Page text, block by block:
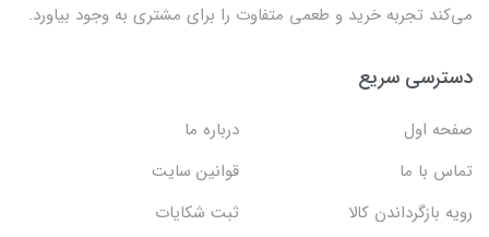
می‌کند تجربه خرید و طعمی متفاوت را برای مشتری به وجود بیاورد.
دسترسی سریع
صفحه اول
درباره ما
تماس با ما
قوانین سایت
رویه بازگرداندن کالا
ثبت شکایات